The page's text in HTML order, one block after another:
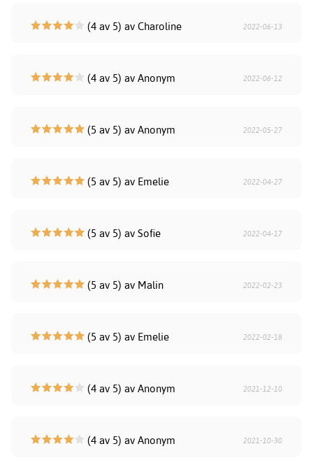
(4 av 5) av Charoline 2022-06-13
(4 av 5) av Anonym 2022-06-12
(5 av 5) av Anonym 2022-05-27
(5 av 5) av Emelie 2022-04-27
(5 av 5) av Sofie 2022-04-17
(5 av 5) av Malin 2022-02-23
(5 av 5) av Emelie 2022-02-18
(4 av 5) av Anonym 2021-12-10
(4 av 5) av Anonym 2021-10-30